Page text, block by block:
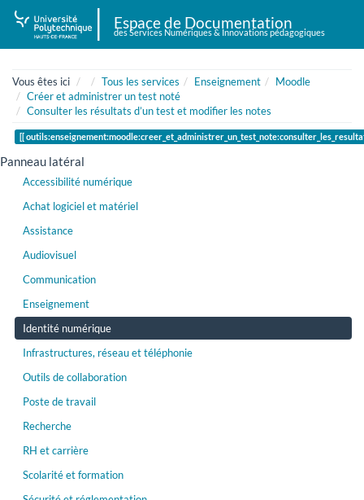
Espace de Documentation
des Services Numériques & Innovations pédagogiques
Vous êtes ici HomeTous les services Enseignement
Moodle
Créer et administrer un test noté
Consulter les résultats d’un test et modifier les notes
Panneau latéral
Accessibilité numérique
Achat logiciel et matériel
Assistance
Audiovisuel
Communication
Enseignement
Identité numérique
Infrastructures, réseau et téléphonie
Outils de collaboration
Poste de travail
Recherche
RH et carrière
Scolarité et formation